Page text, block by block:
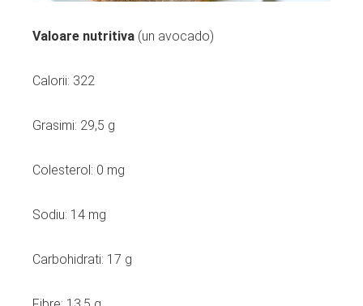
Valoare nutritiva (un avocado)
Calorii: 322
Grasimi: 29,5 g
Colesterol: 0 mg
Sodiu: 14 mg
Carbohidrati: 17 g